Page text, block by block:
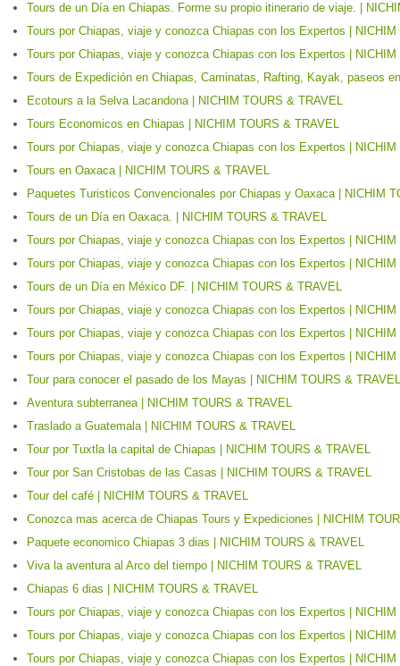
Tours de un Día en Chiapas. Forme su propio itinerario de viaje. |
Tours por Chiapas, viaje y conozca Chiapas con los Expertos |
Tours por Chiapas, viaje y conozca Chiapas con los Expertos |
Tours de Expedición en Chiapas, Caminatas, Rafting, Kayak, paseos
Ecotours a la Selva Lacandona | NICHIM TOURS & TRAVEL
Tours Economicos en Chiapas | NICHIM TOURS & TRAVEL
Tours por Chiapas, viaje y conozca Chiapas con los Expertos |
Tours en Oaxaca | NICHIM TOURS & TRAVEL
Paquetes Turisticos Convencionales por Chiapas y Oaxaca | NICHIM
Tours de un Día en Oaxaca. | NICHIM TOURS & TRAVEL
Tours por Chiapas, viaje y conozca Chiapas con los Expertos |
Tours por Chiapas, viaje y conozca Chiapas con los Expertos |
Tours de un Día en México DF. | NICHIM TOURS & TRAVEL
Tours por Chiapas, viaje y conozca Chiapas con los Expertos |
Tours por Chiapas, viaje y conozca Chiapas con los Expertos |
Tours por Chiapas, viaje y conozca Chiapas con los Expertos |
Tour para conocer el pasado de los Mayas | NICHIM TOURS & TRAVEL
Aventura subterranea | NICHIM TOURS & TRAVEL
Traslado a Guatemala | NICHIM TOURS & TRAVEL
Tour por Tuxtla la capital de Chiapas | NICHIM TOURS & TRAVEL
Tour por San Cristobas de las Casas | NICHIM TOURS & TRAVEL
Tour del café | NICHIM TOURS & TRAVEL
Conozca mas acerca de Chiapas Tours y Expediciones | NICHIM
Paquete economico Chiapas 3 dias | NICHIM TOURS & TRAVEL
Viva la aventura al Arco del tiempo | NICHIM TOURS & TRAVEL
Chiapas 6 dias | NICHIM TOURS & TRAVEL
Tours por Chiapas, viaje y conozca Chiapas con los Expertos |
Tours por Chiapas, viaje y conozca Chiapas con los Expertos |
Tours por Chiapas, viaje y conozca Chiapas con los Expertos |